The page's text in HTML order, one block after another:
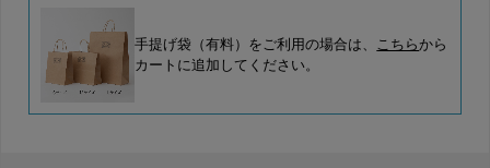
手提げ袋（有料）をご利用の場合は、 こちらから
カートに追加してください。